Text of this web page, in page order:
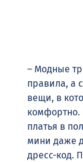
– Модные
правила, а
вещи, в
комфортно.
платья в
мини даже
дресс-код.